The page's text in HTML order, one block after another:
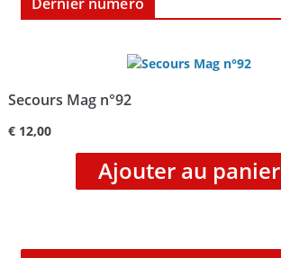
Secours Mag n°92
€12,00
Ajouter au panier